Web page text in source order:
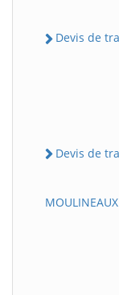
Devis de
Devis de
MOULINEAUX